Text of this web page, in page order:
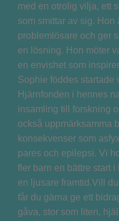
med en otrolig vilja, ett
som smittar av sig. Hon
problemlösare och ger
en lösning. Hon möter
en envishet som
Sophie föddes startade
Hjärnfonden i hennes
insamling till forskning
också uppmärksamma
konsekvenser som
pares och epilepsi. Vi
fler barn en bättre start
en ljusare framtid.Vill
får du gärna ge ett
gåva, stor som liten,